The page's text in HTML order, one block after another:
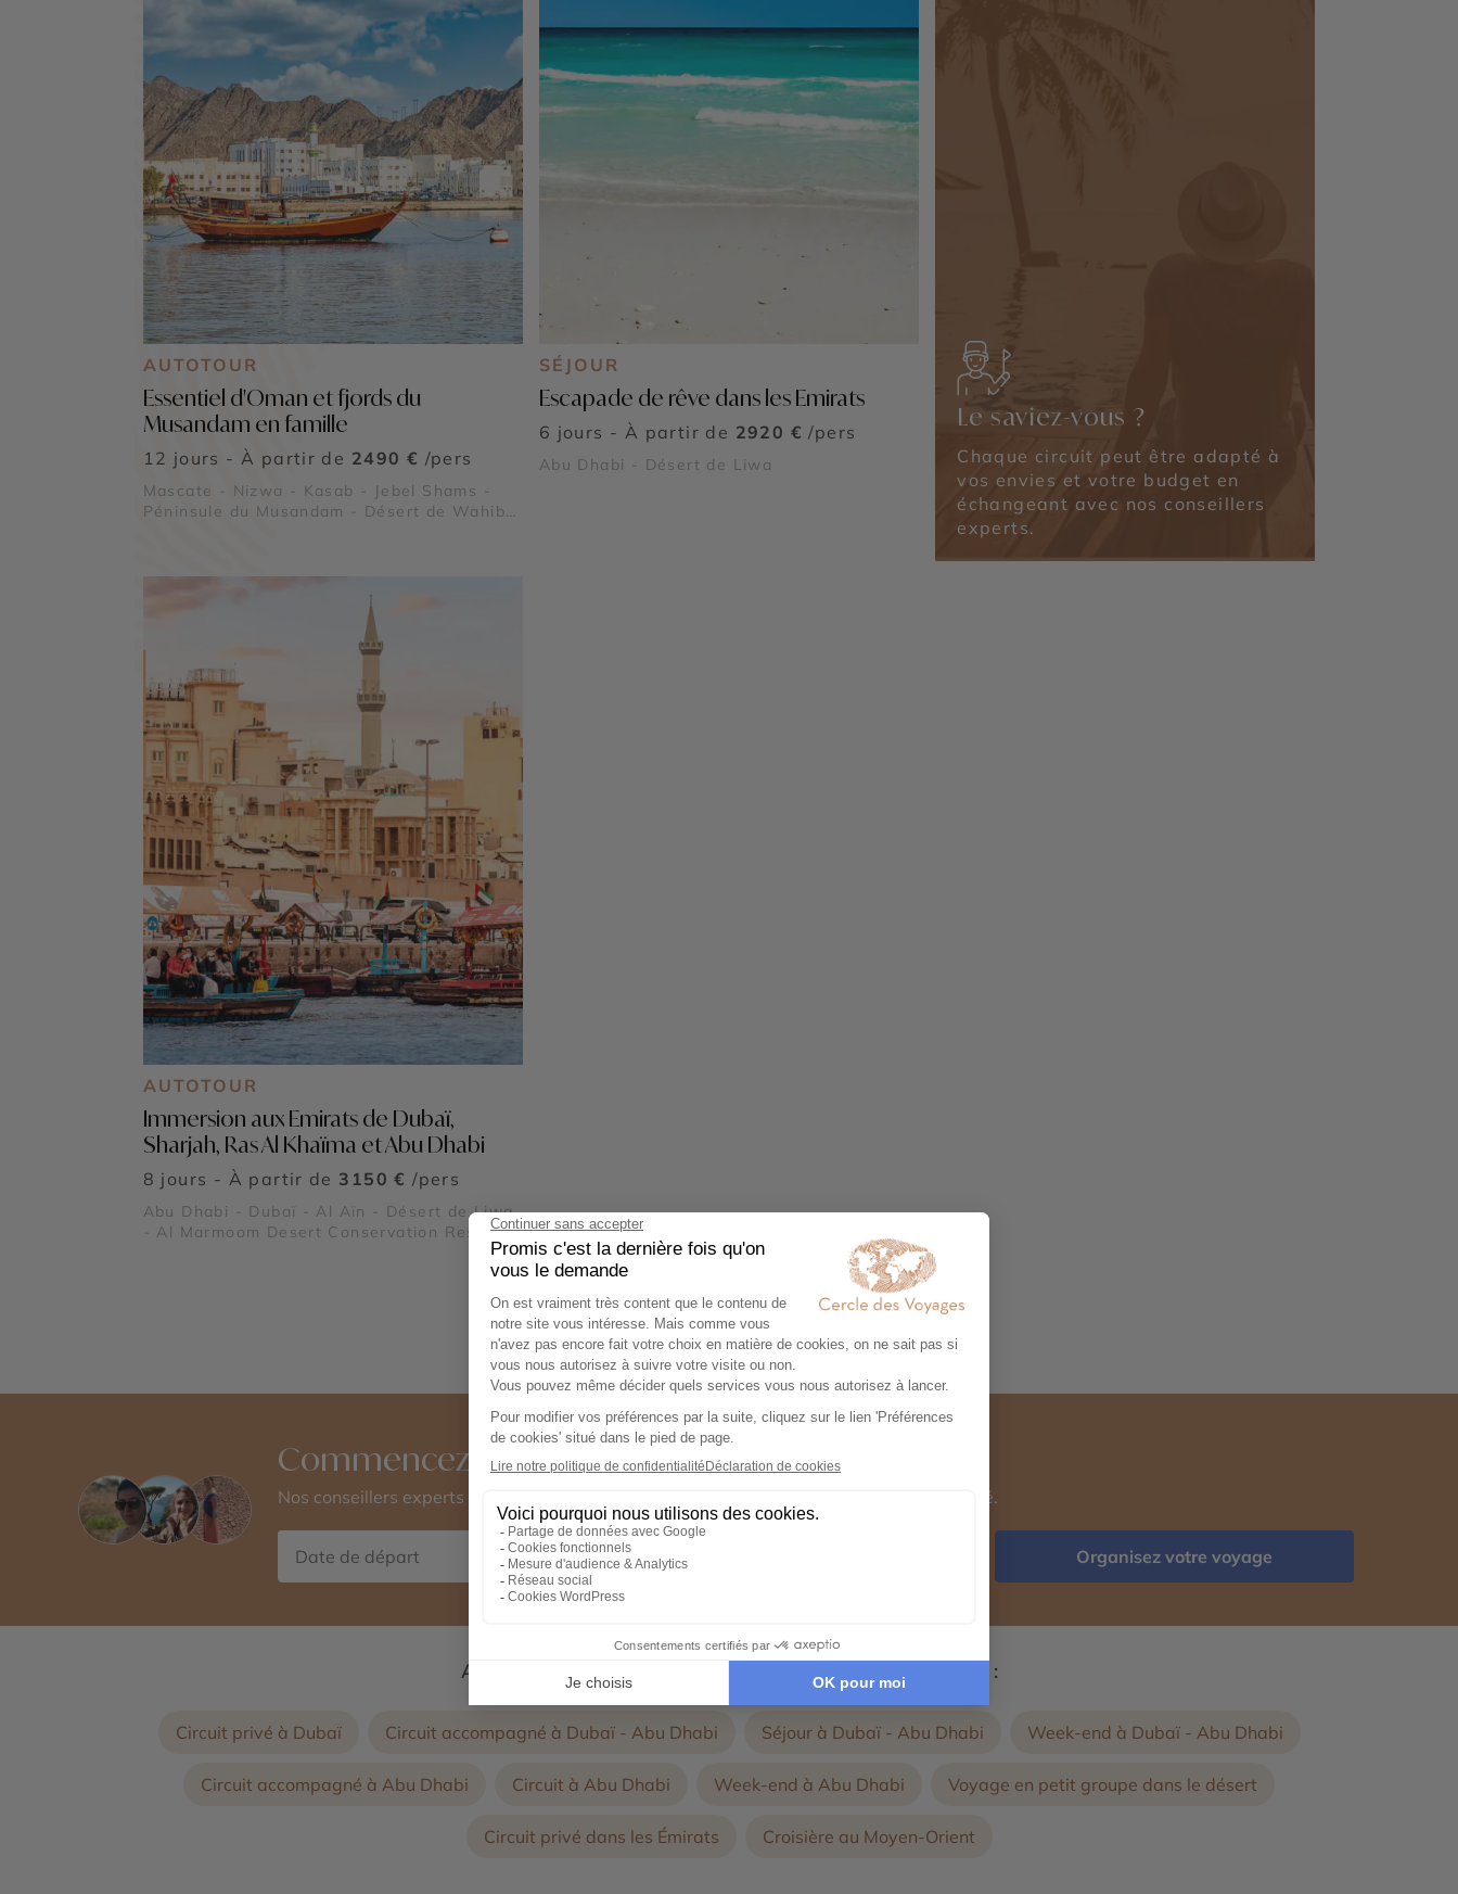
AUTOTOUR
Essentiel d'Oman et fjords du
Musandam en famille
12 jours - À partir de 2490 € /pers
Mascate - Nizwa - Kasab - Jebel Shams -
Péninsule du Musandam - Désert de Wahiba
SÉJOUR
Escapade de rêve dans les Emirats
6 jours - À partir de 2920 € /pers
Abu Dhabi - Désert de Liwa
Le saviez-vous ?
Chaque circuit peut être adapté à
vos envies et votre budget en
échangeant avec nos conseillers
experts.
AUTOTOUR
Immersion aux Emirats de Dubaï,
Sharjah, Ras Al Khaïma et Abu Dhabi
8 jours - À partir de 3150 € /pers
Abu Dhabi - Dubaï - Al Aïn - Désert de Liwa
- Al Marmoom Desert Conservation Reserve
Garden - The Frame - Palm Jumeirah - Dubaï
Mall & Fontaine de Dubaï - Wadi Ghalilah -
Snoopy Island - Al Zorah Nature Reserve -
Wadi Wurayah - Mleiha Archaeological
Qasr Al Watan - Qasr Al Hosn - Mosquée
Sheikh Zayed - Masdar City - Mangrove
National Park - Forts de Al Aïn - Emirates
Palace Mandarin Oriental - Al Ain Oasis -
Saadiyat Island
Voir tous nos Voyages Émirats Arabes Unis (16)
Commencez à voyager
Nos conseillers experts conçoivent avec vous, un voyage d'exception 100% personnalisé.
Organisez votre voyage
Autres thématiques de voyages aux Émirats Arabes Unis :
Circuit privé à Dubaï Circuit accompagné à Dubaï - Abu Dhabi Séjour à Dubaï - Abu Dhabi Week-end à Dubaï - Abu Dhabi
Circuit accompagné à Abu Dhabi Circuit à Abu Dhabi Week-end à Abu Dhabi Voyage en petit groupe dans le désert
Circuit privé dans les Émirats Croisière au Moyen-Orient